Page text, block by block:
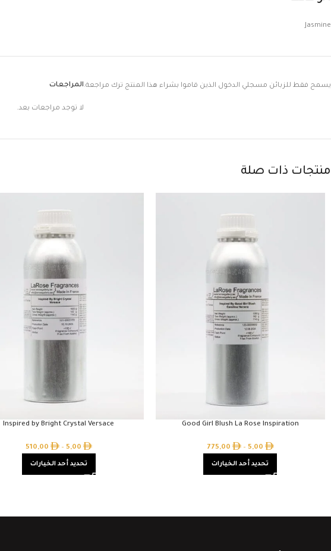
Jasmine
المراجعات
لا توجد مراجعات بعد.
يسمح فقط للزبائن مسجلي الدخول الذين قاموا بشراء هذا المنتج ترك مراجعة.
منتجات ذات صلة
Good Girl Blush La Rose Inspiration
5,00
–
775,00
تحديد أحد الخيارات
Inspired by Bright Crystal Versace
5,00
–
510,00
تحديد أحد الخيارات